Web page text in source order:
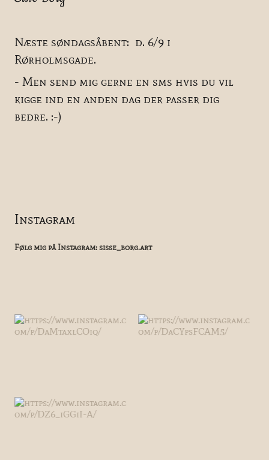
Næste søndagsåbent: d. 6/9 i
Rørholmsgade.
- Men send mig gerne en sms hvis du vil
kigge ind en anden dag der passer dig
bedre. :-)
Instagram
Følg mig på Instagram:sisse_borg.art